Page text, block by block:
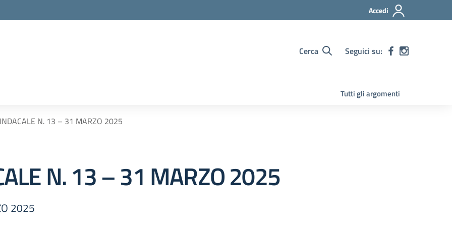
Accedi
Cerca Seguici su:
Tutti gli argomenti
N. 13 – 31 MARZO 2025
N. 13 – 31 MARZO 2025
2025